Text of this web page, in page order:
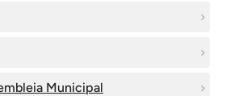
Municipal